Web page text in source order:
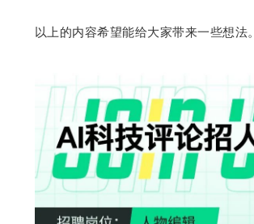
以上的内容希望能给大家带来一些想法。